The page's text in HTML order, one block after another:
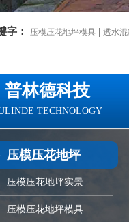
字： 压模压花地坪模具 | 透水
普林德科技
TECHNOLOGY
压模压花地坪
压模压花地坪实景
压模压花地坪模具